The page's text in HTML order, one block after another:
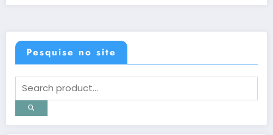
Pesquise no site